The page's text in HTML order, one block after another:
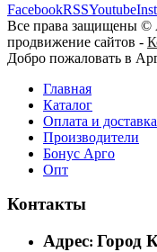
FacebookRSSYoutube
Все права защищены ©
продвижение сайтов -
Добро пожаловать в
Главная
Каталог
Оплата и доставка
Производители
Бонус Арго
Опт
Контакты
Адрес: Город